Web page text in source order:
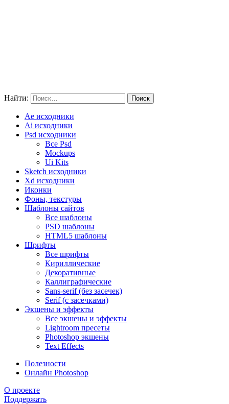
Найти:
Ae исходники
Ai исходники
Psd исходники
Все Psd
Mockups
Ui Kits
Sketch исходники
Xd исходники
Иконки
Фоны, текстуры
Шаблоны сайтов
Все шаблоны
PSD шаблоны
HTML5 шаблоны
Шрифты
Все шрифты
Кириллические
Декоративные
Каллиграфические
Sans-serif (без засечек)
Serif (с засечками)
Экшены и эффекты
Все экшены и эффекты
Lightroom пресеты
Photoshop экшены
Text Effects
Полезности
Онлайн Photoshop
О проекте
Поддержать